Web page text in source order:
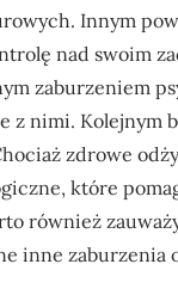
Innym
nad swoim
zaburzeniem
nimi. Kolejnym
zdrowe
które
również
inne zaburzenia